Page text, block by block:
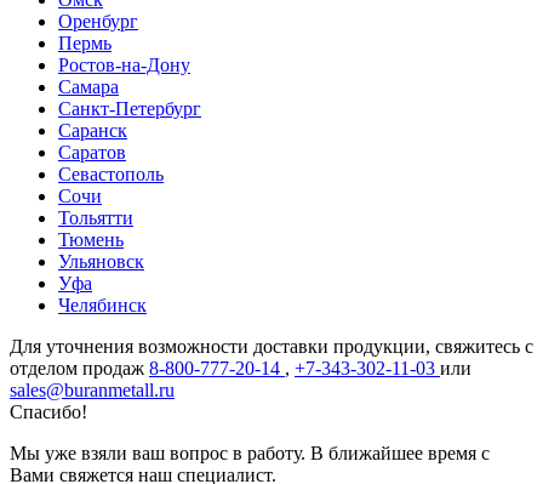
Оренбург
Пермь
Ростов-на-Дону
Самара
Санкт-Петербург
Саранск
Саратов
Севастополь
Сочи
Тольятти
Тюмень
Ульяновск
Уфа
Челябинск
Для уточнения возможности доставки продукции, свяжитесь с
отделом продаж 8-800-777-20-14 , +7-343-302-11-03 или
sales@buranmetall.ru
Спасибо!
Мы уже взяли ваш вопрос в работу. В ближайшее время с
Вами свяжется наш специалист.